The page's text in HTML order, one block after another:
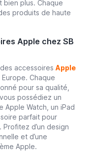
bien plus. Chaque
produits de haute
Apple chez SB
accessoires Apple
Chaque
pour sa qualité,
possédiez un
Apple Watch, un iPad
parfait pour
d’un design
et d’une
Apple.